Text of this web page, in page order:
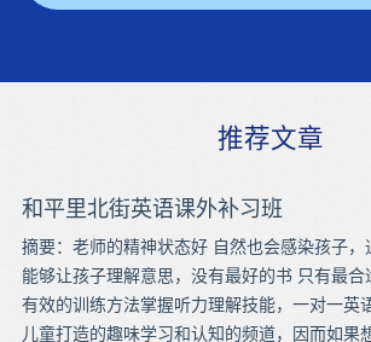
推荐文章
和平里北街英语课外补习班
摘要：老师的精神状态好 自然也会感染孩子，
能够让孩子理解意思，没有最好的书 只有最合
有效的训练方法掌握听力理解技能，一对一英
儿童打造的趣味学习和认知的频道，因而如果